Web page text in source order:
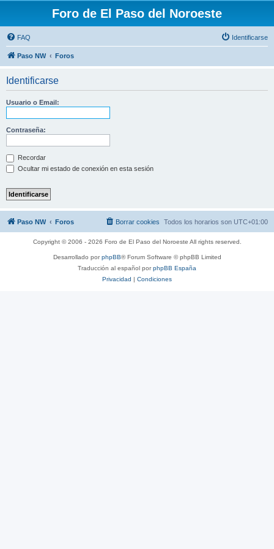
Foro de El Paso del Noroeste
FAQ Identificarse
Paso NW Foros
Identificarse
Usuario o Email:
Contraseña:
Recordar
Ocultar mi estado de conexión en esta sesión
Paso NW Foros Todos los horarios son UTC+01:00
Borrar cookies
Copyright © 2006 - 2026 Foro de El Paso del Noroeste All rights reserved.
Desarrollado porphpBB® Forum Software © phpBB Limited
Traducción al español porphpBB España
Privacidad | Condiciones